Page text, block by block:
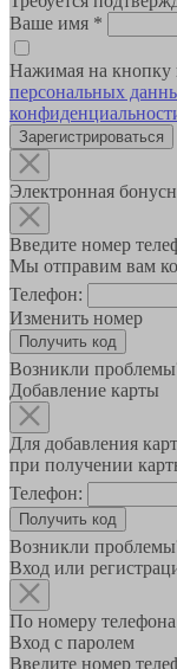
Ваше имя *
Нажимая на кнопку
персональных
Зарегистрироваться
Электронная
Введите номер
Мы отправим вам
Телефон:
Изменить номер
Возникли
Добавление карты
Для добавления
при получении
Телефон:
Возникли
Вход или
По номеру телефона
Вход с паролем
Введите номер